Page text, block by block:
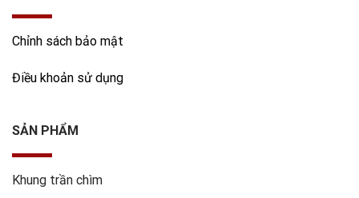
Chỉnh sách bảo mật
Điều khoản sử dụng
SẢN PHẨM
Khung trần chìm